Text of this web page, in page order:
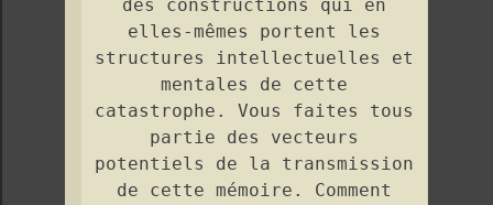
des constructions qui en
elles-mêmes portent les
structures intellectuelles et
mentales de cette
catastrophe. Vous faites tous
partie des vecteurs
potentiels de la transmission
de cette mémoire. Comment